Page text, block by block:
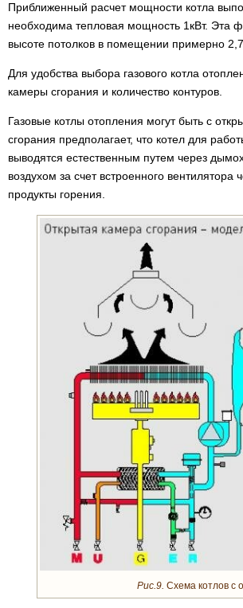
Приближенный расчет мощности котла
необходима тепловая мощность 1кВт. Эта
высоте потолков в помещении примерно
Для удобства выбора газового котла
камеры сгорания и количество контуров.
Газовые котлы отопления могут быть с
сгорания предполагает, что котел для
выводятся естественным путем через
воздухом за счет встроенного
продукты горения.
Рис.9. Схема котлов с